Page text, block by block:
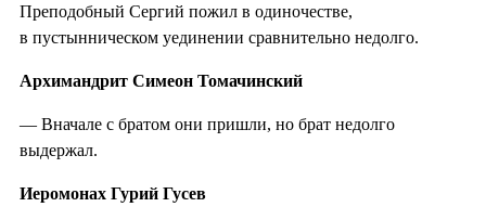
Преподобный Сергий пожил в одиночестве,
в пустынническом уединении сравнительно недолго.
Архимандрит Симеон Томачинский
— Вначале с братом они пришли, но брат недолго
выдержал.
Иеромонах Гурий Гусев